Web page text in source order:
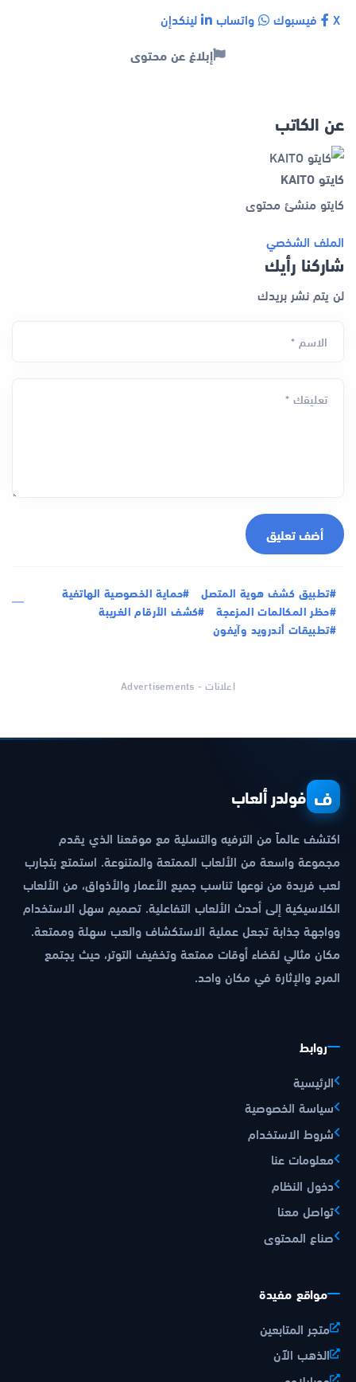
فيسبوك واتساب لينكدإن
إبلاغ عن محتوى
عن الكاتب
كايتو KAITO
كايتو منشئ محتوى
الملف الشخصي
شاركنا رأيك
لن يتم نشر بريدك
الاسم *
تعليقك *
أضف تعليق
#تطبيق كشف هوية المتصل
#حماية الخصوصية الهاتفية
#حظر المكالمات المزعجة
#كشف الأرقام الغريبة
#تطبيقات أندرويد وآيفون
اعلانات - Advertisements
ف فولدر ألعاب
اكتشف عالماً من الترفيه والتسلية مع موقعنا الذي يقدم
مجموعة واسعة من الألعاب الممتعة والمتنوعة. استمتع بتجارب
لعب فريدة من نوعها تناسب جميع الأعمار والأذواق، من الألعاب
الكلاسيكية إلى أحدث الألعاب التفاعلية. تصميم سهل الاستخدام
وواجهة جذابة تجعل عملية الاستكشاف والعب سهلة وممتعة.
مكان مثالي لقضاء أوقات ممتعة وتخفيف التوتر، حيث يجتمع
المرح والإثارة في مكان واحد.
روابط
الرئيسية
سياسة الخصوصية
شروط الاستخدام
معلومات عنا
دخول النظام
تواصل معنا
صناع المحتوى
مواقع مفيدة
متجر المتابعين
الذهب الآن